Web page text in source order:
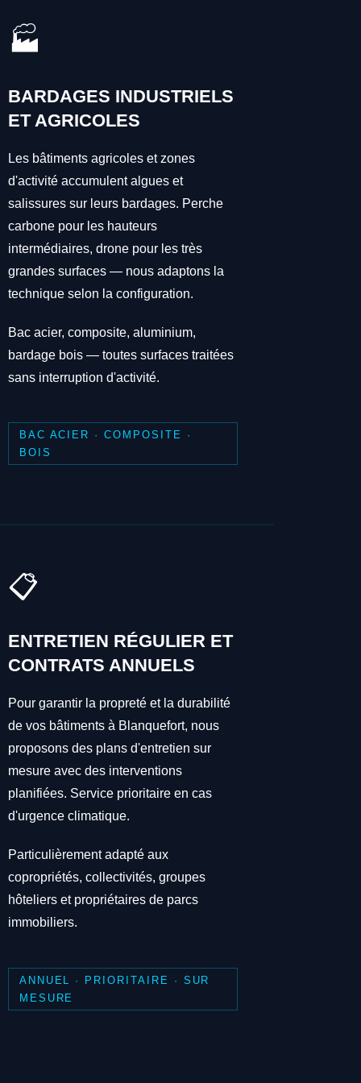
🏭
BARDAGES INDUSTRIELS
ET AGRICOLES
Les bâtiments agricoles et zones
d'activité accumulent algues et
salissures sur leurs bardages. Perche
carbone pour les hauteurs
intermédiaires, drone pour les très
grandes surfaces — nous adaptons la
technique selon la configuration.
Bac acier, composite, aluminium,
bardage bois — toutes surfaces traitées
sans interruption d'activité.
BAC ACIER · COMPOSITE ·
BOIS
📋
ENTRETIEN RÉGULIER ET
CONTRATS ANNUELS
Pour garantir la propreté et la durabilité
de vos bâtiments à Blanquefort, nous
proposons des plans d'entretien sur
mesure avec des interventions
planifiées. Service prioritaire en cas
d'urgence climatique.
Particulièrement adapté aux
copropriétés, collectivités, groupes
hôteliers et propriétaires de parcs
immobiliers.
ANNUEL · PRIORITAIRE · SUR
MESURE